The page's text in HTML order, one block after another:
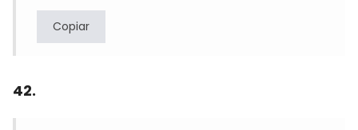
Copiar
42.